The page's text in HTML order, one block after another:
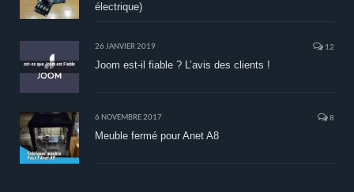
électrique)
26 JANVIER 2019 12
Joom est-il fiable ? L’avis des clients !
6 NOVEMBRE 2017 8
Meuble fermé pour Anet A8